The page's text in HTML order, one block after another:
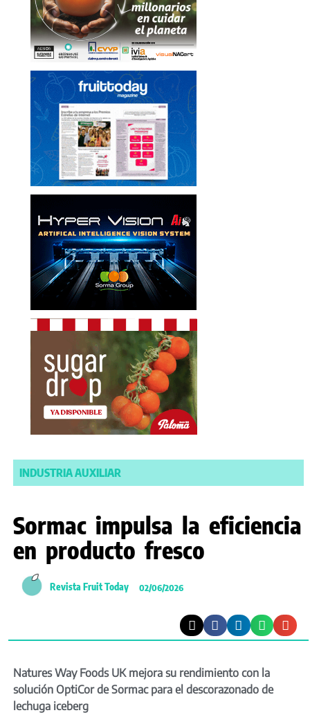
INDUSTRIA AUXILIAR
Sormac impulsa la eficiencia
en producto fresco
Revista Fruit Today 02/06/2026
Natures Way Foods UK mejora su rendimiento con la
solución OptiCor de Sormac para el descorazonado de
lechuga iceberg